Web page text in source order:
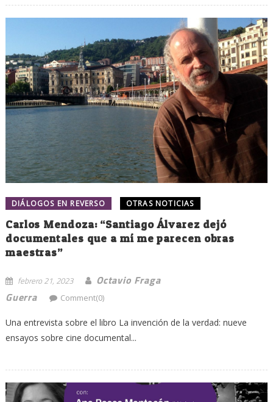
DIÁLOGOS EN REVERSO OTRAS NOTICIAS
Carlos Mendoza: “Santiago Álvarez dejó
documentales que a mí me parecen obras
maestras”
febrero 21, 2023
Octavio Fraga
Guerra
Comment(0)
Una entrevista sobre el libro La invención de la verdad: nueve
ensayos sobre cine documental...